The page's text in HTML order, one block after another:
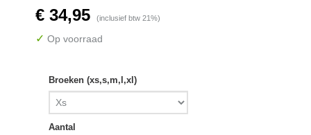
€ 34,95 (inclusief btw 21%)
✓ Op voorraad
Broeken (xs,s,m,l,xl)
Aantal